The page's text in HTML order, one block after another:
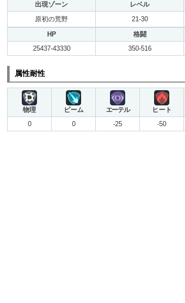
出現ゾーン
レベル
原初の荒野
21-30
HP
格闘
25437-43330
350-516
属性耐性
物理 ビーム エーテル ヒート
0
0 -25 -50